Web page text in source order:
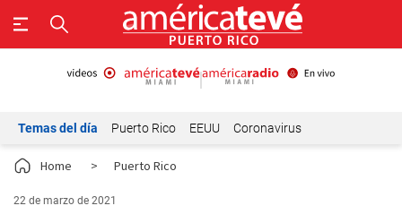
Temas del día Puerto Rico EEUU Coronavirus
Home > Puerto Rico
22 de marzo de 2021